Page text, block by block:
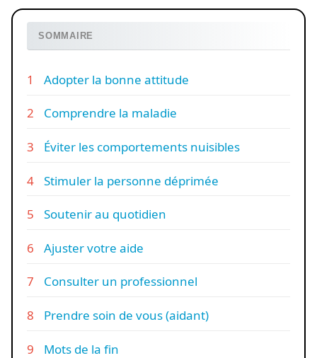
SOMMAIRE
Adopter la bonne attitude
Comprendre la maladie
Éviter les comportements nuisibles
Stimuler la personne déprimée
Soutenir au quotidien
Ajuster votre aide
Consulter un professionnel
Prendre soin de vous (aidant)
Mots de la fin